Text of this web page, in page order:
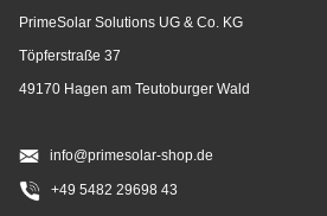
PrimeSolar Solutions UG & Co. KG
Töpferstraße 37
49170 Hagen am Teutoburger Wald
info@primesolar-shop.de
+49 5482 29698 43